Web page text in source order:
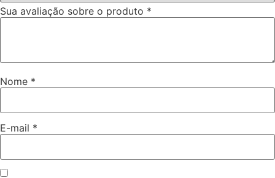
Sua avaliação sobre o produto *
Nome *
E-mail *